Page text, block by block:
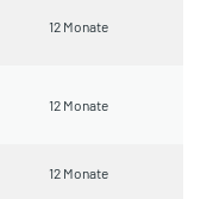
12 Monate
12 Monate
12 Monate